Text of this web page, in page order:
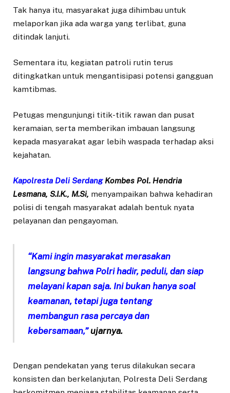
Tak hanya itu, masyarakat juga dihimbau untuk
melaporkan jika ada warga yang terlibat, guna
ditindak lanjuti.
Sementara itu, kegiatan patroli rutin terus
ditingkatkan untuk mengantisipasi potensi gangguan
kamtibmas.
Petugas mengunjungi titik-titik rawan dan pusat
keramaian, serta memberikan imbauan langsung
kepada masyarakat agar lebih waspada terhadap aksi
kejahatan.
Kapolresta Deli Serdang Kombes Pol. Hendria
Lesmana, S.I.K., M.Si, menyampaikan bahwa kehadiran
polisi di tengah masyarakat adalah bentuk nyata
pelayanan dan pengayoman.
“Kami ingin masyarakat merasakan
langsung bahwa Polri hadir, peduli, dan siap
melayani kapan saja. Ini bukan hanya soal
keamanan, tetapi juga tentang
membangun rasa percaya dan
kebersamaan,”ujarnya.
Dengan pendekatan yang terus dilakukan secara
konsisten dan berkelanjutan, Polresta Deli Serdang